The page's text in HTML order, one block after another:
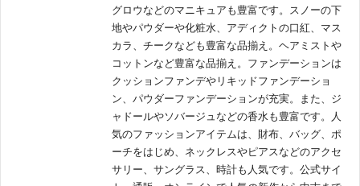
グロウなどのマニキュアも豊富です。スノーの下
地やパウダーや化粧水、アディクトの口紅、マス
カラ、チークなども豊富な品揃え。ヘアミストや
コットンなど豊富な品揃え。ファンデーションは
クッションファンデやリキッドファンデーショ
ン、パウダーファンデーションが充実。また、ジ
ャドールやソバージュなどの香水も豊富です。人
気のファッションアイテムは、財布、バッグ、ポ
ーチをはじめ、ネックレスやピアスなどのアクセ
サリー、サングラス、時計も人気です。公式サイ